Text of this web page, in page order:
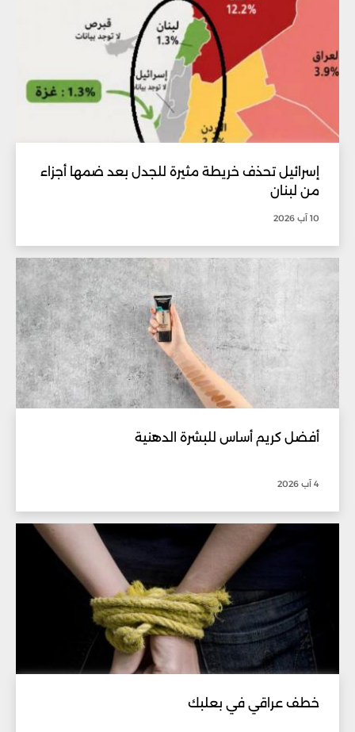
إسرائيل تحذف خريطة مثيرة للجدل بعد ضمها أجزاء
من لبنان
10 آب 2026
أفضل كريم أساس للبشرة الدهنية
4 آب 2026
خطف عراقي في بعلبك